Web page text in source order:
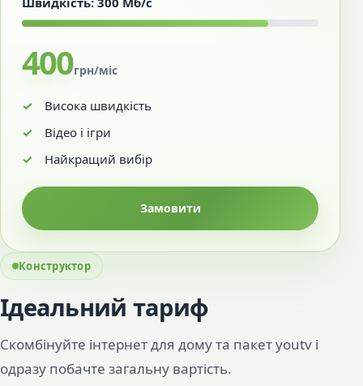
400грн/міс
Висока швидкість
Відео і ігри
Найкращий вибір
Замовити
Конструктор
Ідеальний тариф
Скомбінуйте інтернет для дому та пакет youtv і
одразу побачте загальну вартість.